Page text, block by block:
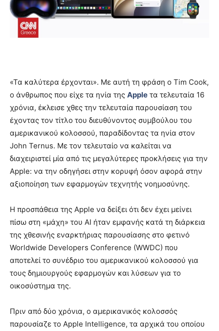
«Τα καλύτερα έρχονται». Με αυτή τη φράση o Tim Cook,
ο άνθρωπος που είχε τα ηνία της Apple τα τελευταία 16
χρόνια, έκλεισε χθες την τελευταία παρουσίαση του
έχοντας τον τίτλο του διευθύνοντος συμβούλου του
αμερικανικού κολοσσού, παραδίδοντας τα ηνία στον
John Ternus. Με τον τελευταίο να καλείται να
διαχειριστεί μία από τις μεγαλύτερες προκλήσεις για την
Apple: να την οδηγήσει στην κορυφή όσον αφορά στην
αξιοποίηση των εφαρμογών τεχνητής νοημοσύνης.
Η προσπάθεια της Apple να δείξει ότι δεν έχει μείνει
πίσω στη «μάχη» του ΑΙ ήταν εμφανής κατά τη διάρκεια
της χθεσινής εναρκτήριας παρουσίασης στο φετινό
Worldwide Developers Conference (WWDC) που
αποτελεί το συνέδριο του αμερικανικού κολοσσού για
τους δημιουργούς εφαρμογών και λύσεων για το
οικοσύστημα της.
Πριν από δύο χρόνια, ο αμερικανικός κολοσσός
παρουσίαζε το Apple Intelligence, τα αρχικά του οποίου